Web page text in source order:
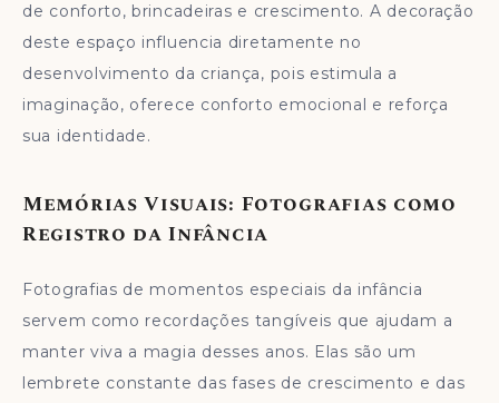
de conforto, brincadeiras e crescimento. A decoração
deste espaço influencia diretamente no
desenvolvimento da criança, pois estimula a
imaginação, oferece conforto emocional e reforça
sua identidade.
Memórias Visuais: Fotografias como
Registro da Infância
Fotografias de momentos especiais da infância
servem como recordações tangíveis que ajudam a
manter viva a magia desses anos. Elas são um
lembrete constante das fases de crescimento e das